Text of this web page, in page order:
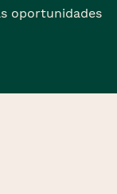
oportunidades